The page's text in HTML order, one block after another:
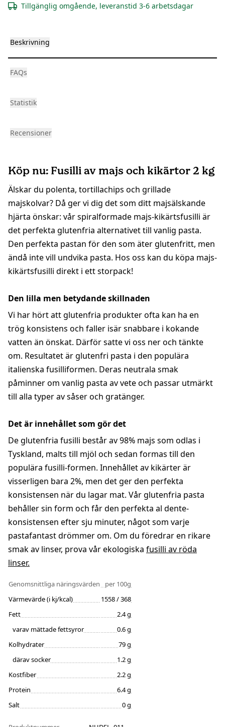
Tillgänglig omgående, leveranstid 3-6 arbetsdagar
Beskrivning
FAQs
Statistik
Recensioner
Köp nu: Fusilli av majs och kikärtor 2 kg
Älskar du polenta, tortillachips och grillade
majskolvar? Då ger vi dig det som ditt majsälskande
hjärta önskar: vår spiralformade majs-kikärtsfusilli är
det perfekta glutenfria alternativet till vanlig pasta.
Den perfekta pastan för den som äter glutenfritt, men
ändå inte vill undvika pasta. Hos oss kan du köpa majs-
kikärtsfusilli direkt i ett storpack!
Den lilla men betydande skillnaden
Vi har hört att glutenfria produkter ofta kan ha en
trög konsistens och faller isär snabbare i kokande
vatten än önskat. Därför satte vi oss ner och tänkte
om. Resultatet är glutenfri pasta i den populära
italienska fusilliformen. Deras neutrala smak
påminner om vanlig pasta av vete och passar utmärkt
till alla typer av såser och gratänger.
Det är innehållet som gör det
De glutenfria fusilli består av 98% majs som odlas i
Tyskland, malts till mjöl och sedan formas till den
populära fusilli-formen. Innehållet av kikärter är
visserligen bara 2%, men det ger den perfekta
konsistensen när du lagar mat. Vår glutenfria pasta
behåller sin form och får den perfekta al dente-
konsistensen efter sju minuter, något som varje
pastafantast drömmer om. Om du föredrar en rikare
smak av linser, prova vår ekologiska fusilli av röda
linser.
Genomsnittliga näringsvärden
per 100g
Värmevärde (i kj/kcal)
1558 / 368
Fett
2.4 g
varav mättade fettsyror
0.6 g
Kolhydrater
79 g
därav socker
1.2 g
Kostfiber
2.2 g
Protein
6.4 g
Salt
0 g